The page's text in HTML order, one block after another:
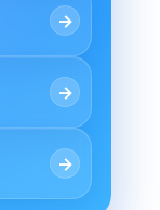
→
→
→